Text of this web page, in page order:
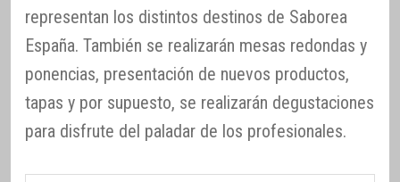
representan los distintos destinos de Saborea
España. También se realizarán mesas redondas y
ponencias, presentación de nuevos productos,
tapas y por supuesto, se realizarán degustaciones
para disfrute del paladar de los profesionales.